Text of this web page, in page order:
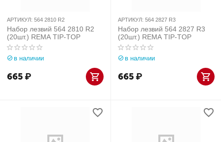
АРТИКУЛ: 564 2810 R2
Набор лезвий 564 2810 R2
(20шт.) REMA TIP-TOP
в наличии
665₽
АРТИКУЛ: 564 2827 R3
Набор лезвий 564 2827 R3
(20шт.) REMA TIP-TOP
в наличии
665₽